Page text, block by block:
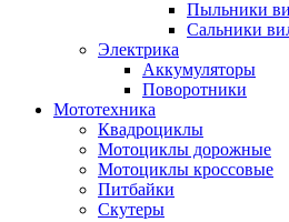
Пыльники
Сальники
Электрика
Аккумуляторы
Поворотники
Мототехника
Квадроциклы
Мотоциклы дорожные
Мотоциклы кроссовые
Питбайки
Скутеры